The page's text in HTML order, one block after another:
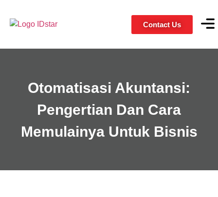
Contact Us
Otomatisasi Akuntansi:
Pengertian Dan Cara
Memulainya Untuk Bisnis